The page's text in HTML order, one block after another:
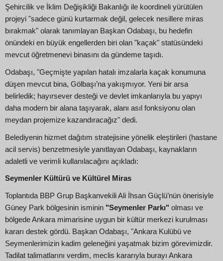
Şehircilik ve İklim Değişikliği Bakanlığı ile koordineli yürütülen
projeyi "sadece günü kurtarmak değil, gelecek nesillere miras
bırakmak" olarak tanımlayan Başkan Odabaşı, bu hedefin
önündeki en büyük engellerden biri olan "kaçak" statüsündeki
mevcut öğretmenevi binasını da gündeme taşıdı.
Odabaşı, "Geçmişte yapılan hatalı imzalarla kaçak konumuna
düşen mevcut bina, Gölbaşı’na yakışmıyor. Yeni bir arsa
belirledik; hayırsever desteği ve devlet imkanlarıyla bu yapıyı
daha modern bir alana taşıyarak, alanı asıl fonksiyonu olan
meydan projemize kazandıracağız" dedi.
Belediyenin hizmet dağıtım stratejisine yönelik eleştirileri (hastane
acil servis) benzetmesiyle yanıtlayan Odabaşı, kaynakların
adaletli ve verimli kullanılacağını açıkladı:
Seymenler Kültürü ve Kültürel Miras
Toplantıda BBP Grup Başkanvekili Ali İhsan Güçlü’nün önerisiyle
Güney Park bölgesinin isminin "Seymenler Parkı" olması ve
bölgede Ankara mimarisine uygun bir kültür merkezi kurulması
kararı destek gördü. Başkan Odabaşı, "Ankara Kulübü ve
Seymenlerimizin kadim geleneğini yaşatmak bizim görevimizdir.
Tadilat talimatlarını verdim, meclis kararıyla burayı Ankara